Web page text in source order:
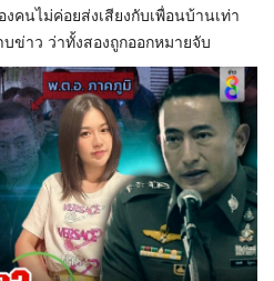
คนไม่ค่อยส่งเสียงกับเพื่อนบ้านเท่า
ข่าว ว่าทั้งสองถูกออกหมายจับ